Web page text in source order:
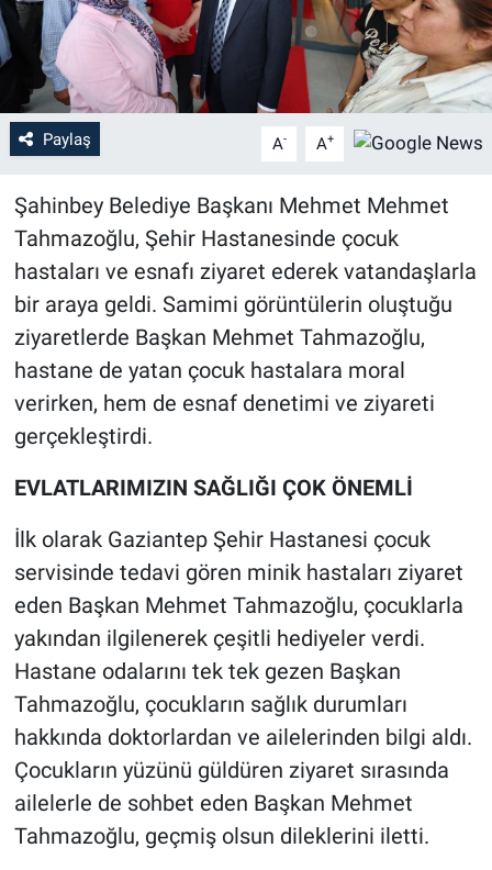
Paylaş A- A+
Şahinbey Belediye Başkanı Mehmet Mehmet
Tahmazoğlu, Şehir Hastanesinde çocuk
hastaları ve esnafı ziyaret ederek vatandaşlarla
bir araya geldi. Samimi görüntülerin oluştuğu
ziyaretlerde Başkan Mehmet Tahmazoğlu,
hastane de yatan çocuk hastalara moral
verirken, hem de esnaf denetimi ve ziyareti
gerçekleştirdi.
EVLATLARIMIZIN SAĞLIĞI ÇOK ÖNEMLİ
İlk olarak Gaziantep Şehir Hastanesi çocuk
servisinde tedavi gören minik hastaları ziyaret
eden Başkan Mehmet Tahmazoğlu, çocuklarla
yakından ilgilenerek çeşitli hediyeler verdi.
Hastane odalarını tek tek gezen Başkan
Tahmazoğlu, çocukların sağlık durumları
hakkında doktorlardan ve ailelerinden bilgi aldı.
Çocukların yüzünü güldüren ziyaret sırasında
ailelerle de sohbet eden Başkan Mehmet
Tahmazoğlu, geçmiş olsun dileklerini iletti.